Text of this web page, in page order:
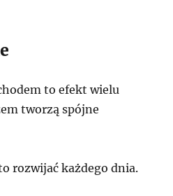
to efekt wielu
tworzą spójne
rozwijać każdego dnia.